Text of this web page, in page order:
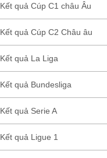
Kết quả Cúp C1 châu Âu
Kết quả Cúp C2 Châu âu
Kết quả La Liga
Kết quả Bundesliga
Kết quả Serie A
Kết quả Ligue 1